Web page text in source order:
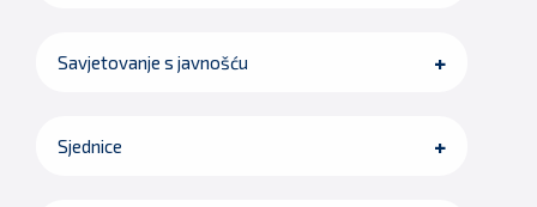
Savjetovanje s javnošću
Sjednice